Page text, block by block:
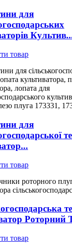
для
товар
для
товар
Роторний
товар